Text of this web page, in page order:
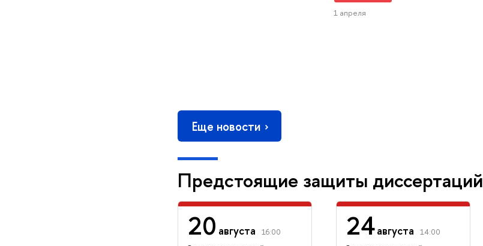
1 апреля
Еще новости
Предстоящие защиты диссертаций
20 августа
16:00
24августа
14:00